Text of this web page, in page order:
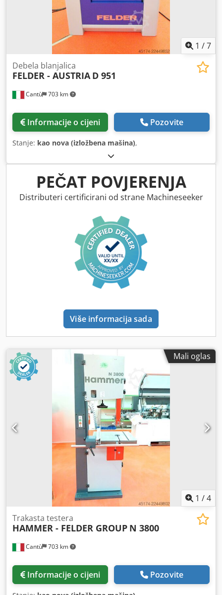
1 /7
Cantù 703 km
Debela blanjalica
FELDER - AUSTRIA D 951
Informacije o cijeni Pozovite
Stanje: kao nova (izložbena mašina),
PEČAT POVJERENJA
Distributeri certificirani od strane Machineseeker
Više informacija sada
Mali oglas
1 /4
Cantù 703 km
Trakasta testera
HAMMER - FELDER GROUP N 3800
Informacije o cijeni Pozovite